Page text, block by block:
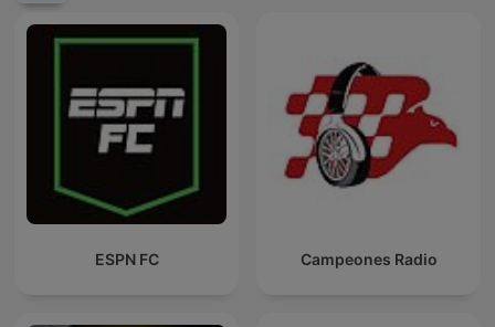
ESPN FC Campeones Radio